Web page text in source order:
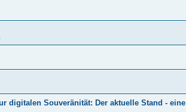
digitalen Souveränität: Der aktuelle Stand - eine